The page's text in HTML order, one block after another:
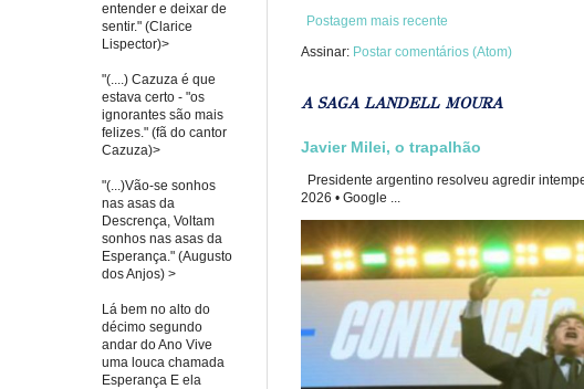
Postagem mais recente
Assinar: Postar comentários (Atom)
A SAGA LANDELL MOURA
Javier Milei, o trapalhão
Presidente argentino resolveu agredir
2026 • Google ...
entender e deixar de
sentir." (Clarice
Lispector)>
"(....) Cazuza é que
estava certo - "os
ignorantes são mais
felizes." (fã do cantor
Cazuza)>
"(...)Vão-se sonhos
nas asas da
Descrença, Voltam
sonhos nas asas da
Esperança." (Augusto
dos Anjos) >
Lá bem no alto do
décimo segundo
andar do Ano Vive
uma louca chamada
Esperança E ela